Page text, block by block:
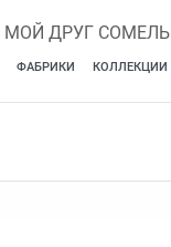
МОЙ ДРУГ
ФАБРИКИ КОЛЛЕКЦИИ